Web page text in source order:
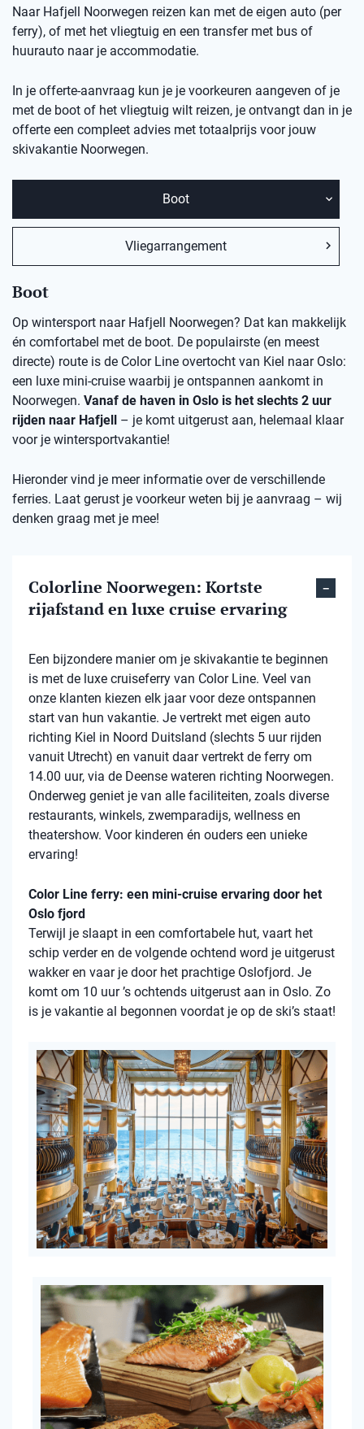
Naar Hafjell Noorwegen reizen kan met de eigen auto (per
ferry), of met het vliegtuig en een transfer met bus of
huurauto naar je accommodatie.
In je offerte-aanvraag kun je je voorkeuren aangeven of je
met de boot of het vliegtuig wilt reizen, je ontvangt dan in je
offerte een compleet advies met totaalprijs voor jouw
skivakantie Noorwegen.
Boot
Vliegarrangement
Boot
Op wintersport naar Hafjell Noorwegen? Dat kan makkelijk
én comfortabel met de boot. De populairste (en meest
directe) route is de Color Line overtocht van Kiel naar Oslo:
een luxe mini-cruise waarbij je ontspannen aankomt in
Noorwegen. Vanaf de haven in Oslo is het slechts 2 uur
rijden naar Hafjell – je komt uitgerust aan, helemaal klaar
voor je wintersportvakantie!
Hieronder vind je meer informatie over de verschillende
ferries. Laat gerust je voorkeur weten bij je aanvraag – wij
denken graag met je mee!
Colorline Noorwegen: Kortste
rijafstand en luxe cruise ervaring
Een bijzondere manier om je skivakantie te beginnen
is met de luxe cruiseferry van Color Line. Veel van
onze klanten kiezen elk jaar voor deze ontspannen
start van hun vakantie. Je vertrekt met eigen auto
richting Kiel in Noord Duitsland (slechts 5 uur rijden
vanuit Utrecht) en vanuit daar vertrekt de ferry om
14.00 uur, via de Deense wateren richting Noorwegen.
Onderweg geniet je van alle faciliteiten, zoals diverse
restaurants, winkels, zwemparadijs, wellness en
theatershow. Voor kinderen én ouders een unieke
ervaring!
Color Line ferry: een mini-cruise ervaring door het
Oslo fjord
Terwijl je slaapt in een comfortabele hut, vaart het
schip verder en de volgende ochtend word je uitgerust
wakker en vaar je door het prachtige Oslofjord. Je
komt om 10 uur ’s ochtends uitgerust aan in Oslo. Zo
is je vakantie al begonnen voordat je op de ski’s staat!